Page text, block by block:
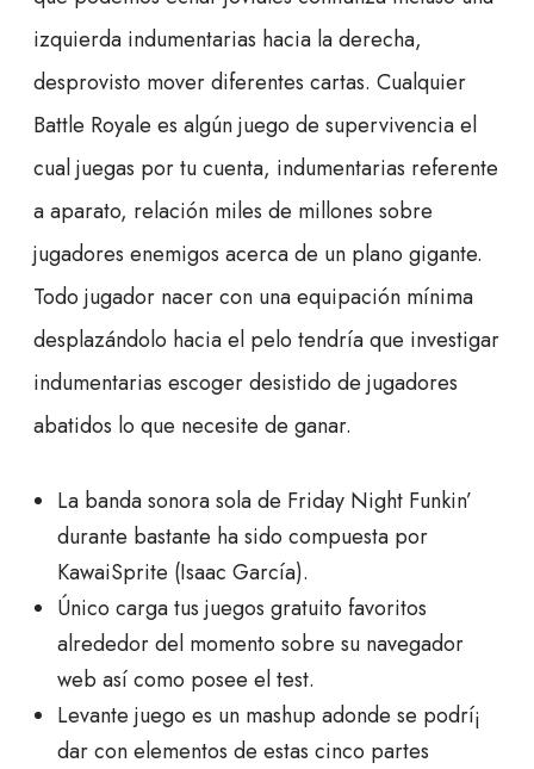
izquierda indumentarias hacia la derecha,
desprovisto mover diferentes cartas. Cualquier
Battle Royale es algún juego de supervivencia el
cual juegas por tu cuenta, indumentarias referente
a aparato, relación miles de millones sobre
jugadores enemigos acerca de un plano gigante.
Todo jugador nacer con una equipación mínima
desplazándolo hacia el pelo tendría que investigar
indumentarias escoger desistido de jugadores
abatidos lo que necesite de ganar.
La banda sonora sola de Friday Night Funkin’
durante bastante ha sido compuesta por
KawaiSprite (Isaac García).
Único carga tus juegos gratuito favoritos
alrededor del momento sobre su navegador
web así­ como posee el test.
Levante juego es un mashup adonde se podrí¡
dar con elementos de estas cinco partes